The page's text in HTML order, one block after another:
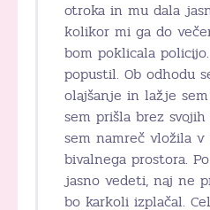
otroka in mu dala
kolikor mi ga do
bom poklicala
popustil. Ob odhodu
olajšanje in lažje
sem prišla brez
sem namreč vložila
bivalnega prostora.
jasno vedeti, naj ne
bo karkoli izplačal.